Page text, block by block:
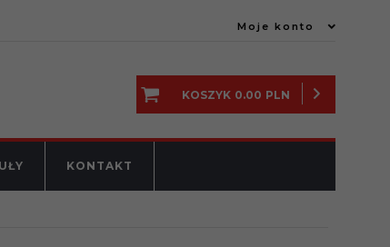
Moje konto
KOSZYK 0.00 PLN
KONTAKT